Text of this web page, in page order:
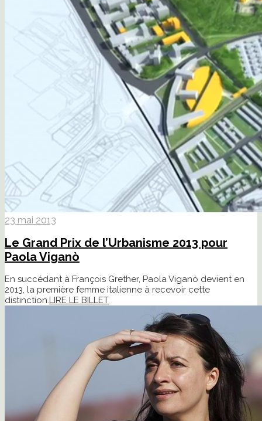
23 mai 2013
Le Grand Prix de l’Urbanisme 2013 pour
Paola Viganò
En succédant à François Grether, Paola Viganò devient en
2013, la première femme italienne à recevoir cette
distinction. LIRE LE BILLET